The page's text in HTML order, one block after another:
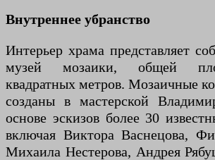
Внутреннее убранство
Интерьер храма представляет
музей мозаики, общей
квадратных метров. Мозаичные
созданы в мастерской
основе эскизов более 30
включая Виктора Васнецова,
Михаила Нестерова, Андрея